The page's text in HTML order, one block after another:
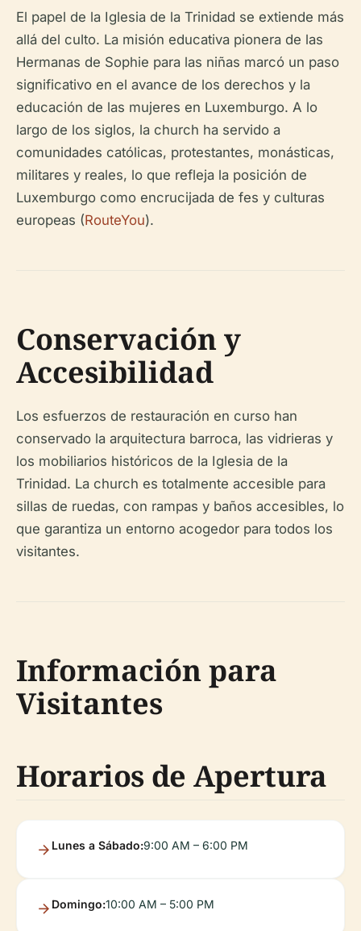
El papel de la Iglesia de la Trinidad se extiende más
allá del culto. La misión educativa pionera de las
Hermanas de Sophie para las niñas marcó un paso
significativo en el avance de los derechos y la
educación de las mujeres en Luxemburgo. A lo
largo de los siglos, la church ha servido a
comunidades católicas, protestantes, monásticas,
militares y reales, lo que refleja la posición de
Luxemburgo como encrucijada de fes y culturas
europeas (RouteYou).
Conservación y
Accesibilidad
Los esfuerzos de restauración en curso han
conservado la arquitectura barroca, las vidrieras y
los mobiliarios históricos de la Iglesia de la
Trinidad. La church es totalmente accesible para
sillas de ruedas, con rampas y baños accesibles, lo
que garantiza un entorno acogedor para todos los
visitantes.
Información para
Visitantes
Horarios de Apertura
Lunes a Sábado:9:00 AM – 6:00 PM
Domingo:10:00 AM – 5:00 PM